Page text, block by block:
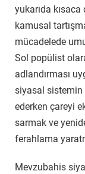
yukarıda
kamusal
mücadelede
Sol popülist
adlandırması
siyasal sistemin
ederken çareyi
sarmak ve
ferahlama
Mevzubahis